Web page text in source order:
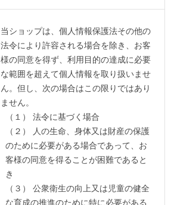
当ショップは、個人情報保護法その他の
法令により許容される場合を除き、お客
様の同意を得ず、利用目的の達成に必要
な範囲を超えて個人情報を取り扱いませ
ん。但し、次の場合はこの限りではあり
ません。
（１） 法令に基づく場合
（２） 人の生命、身体又は財産の保護
のために必要がある場合であって、お
客様の同意を得ることが困難であると
き
（３） 公衆衛生の向上又は児童の健全
な育成の推進のために特に必要がある